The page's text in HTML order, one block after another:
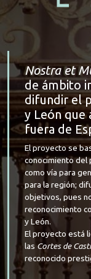
Nostra et
de ámbito
difundir el
y León que
fuera de
El proyecto se
conocimiento del
como vía para
para la región;
objetivos, pues
reconocimiento
y León.
El proyecto está
lasCortes de
reconocido